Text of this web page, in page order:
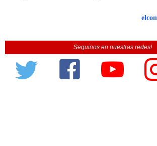
Seguinos en nuestras redes!